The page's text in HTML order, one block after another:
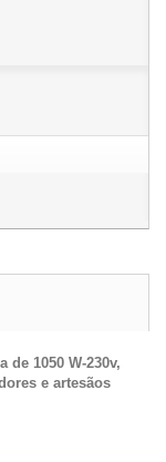
1050 W-230v,
e artesãos